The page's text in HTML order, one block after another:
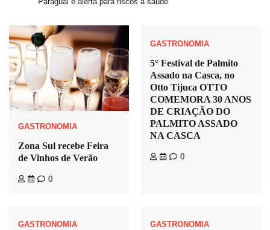
GASTRONOMIA
Zona Sul recebe Feira
de Vinhos de Verão
0
GASTRONOMIA
5° Festival de Palmito
Assado na Casca, no
Otto Tijuca OTTO
COMEMORA 30 ANOS
DE CRIAÇÃO DO
PALMITO ASSADO
NA CASCA
0
GASTRONOMIA GASTRONOMIA